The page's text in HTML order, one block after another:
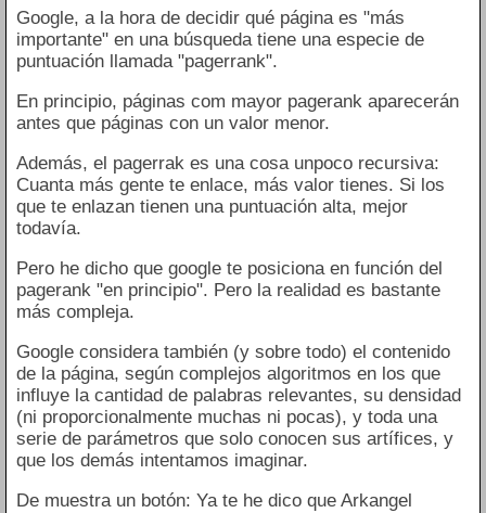
Google, a la hora de decidir qué página es "más
importante" en una búsqueda tiene una especie de
puntuación llamada "pagerrank".
En principio, páginas com mayor pagerank aparecerán
antes que páginas con un valor menor.
Además, el pagerrak es una cosa unpoco recursiva:
Cuanta más gente te enlace, más valor tienes. Si los
que te enlazan tienen una puntuación alta, mejor
todavía.
Pero he dicho que google te posiciona en función del
pagerank "en principio". Pero la realidad es bastante
más compleja.
Google considera también (y sobre todo) el contenido
de la página, según complejos algoritmos en los que
influye la cantidad de palabras relevantes, su densidad
(ni proporcionalmente muchas ni pocas), y toda una
serie de parámetros que solo conocen sus artífices, y
que los demás intentamos imaginar.
De muestra un botón: Ya te he dico que Arkangel